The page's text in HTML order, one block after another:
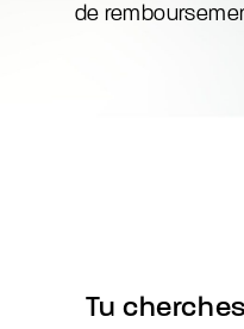
de
Tu cherches